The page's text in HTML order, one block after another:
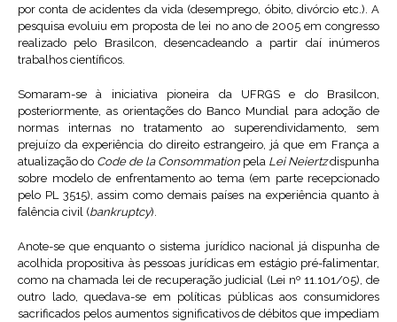
por conta de acidentes da vida (desemprego, óbito, divórcio etc.). A
pesquisa evoluiu em proposta de lei no ano de 2005 em congresso
realizado pelo Brasilcon, desencadeando a partir daí inúmeros
trabalhos científicos.
Somaram-se à iniciativa pioneira da UFRGS e do Brasilcon,
posteriormente, as orientações do Banco Mundial para adoção de
normas internas no tratamento ao superendividamento, sem
prejuízo da experiência do direito estrangeiro, já que em França a
atualização do Code de la Consommation pela Lei Neiertzdispunha
sobre modelo de enfrentamento ao tema (em parte recepcionado
pelo PL 3515), assim como demais países na experiência quanto à
falência civil (bankruptcy).
Anote-se que enquanto o sistema jurídico nacional já dispunha de
acolhida propositiva às pessoas jurídicas em estágio pré-falimentar,
como na chamada lei de recuperação judicial (Lei nº 11.101/05), de
outro lado, quedava-se em políticas públicas aos consumidores
sacrificados pelos aumentos significativos de débitos que impediam